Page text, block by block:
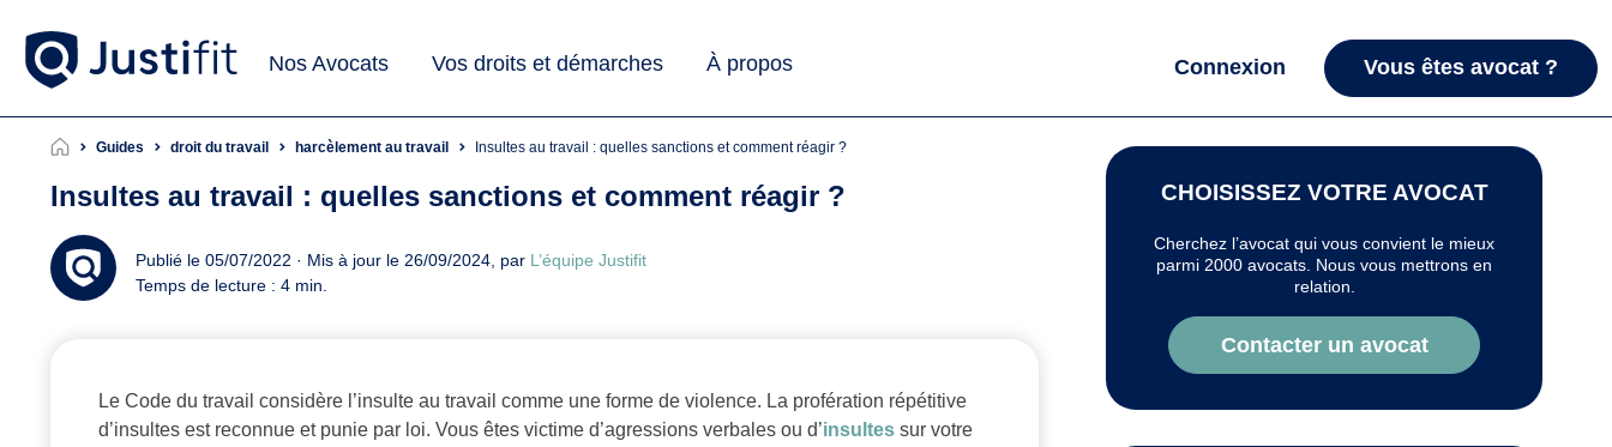
Nos Avocats Vos droits et démarches À propos Connexion Vous êtes avocat ?
Guides droit du travail harcèlement au travail Insultes au travail : quelles sanctions et comment réagir ?
Insultes au travail : quelles sanctions et comment réagir ?
Publié le 05/07/2022 · Mis à jour le 26/09/2024, par L’équipe Justifit
Temps de lecture : 4 min.
Le Code du travail considère l’insulte au travail comme une forme de violence. La profération répétitive
d’insultes est reconnue et punie par loi. Vous êtes victime d’agressions verbales ou d’insultes sur votre
CHOISISSEZ VOTRE AVOCAT
Cherchez l’avocat qui vous convient le mieux
parmi 2000 avocats. Nous vous mettrons en
relation.
Contacter un avocat